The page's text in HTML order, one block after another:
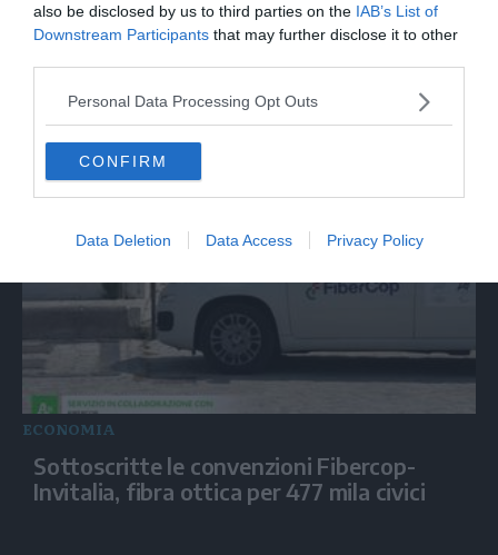
also be disclosed by us to third parties on the IAB’s List of
Downstream Participants that may further disclose it to other
Personal Data Processing Opt Outs
CONFIRM
Data Deletion Data Access Privacy Policy
Beppe Carletti: «Guccini è stato un
Nomade»
ECONOMIA
Sottoscritte le convenzioni Fibercop-
Invitalia, fibra ottica per 477 mila civici